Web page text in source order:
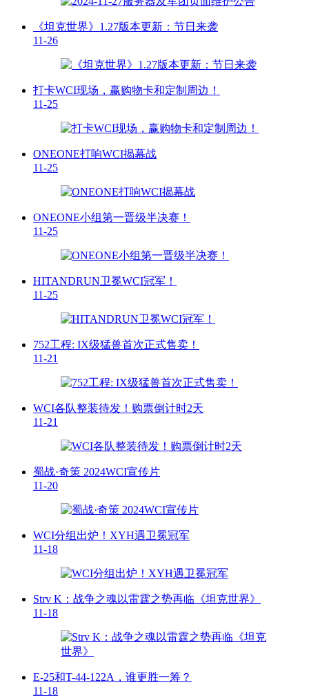
《坦克世界》1.27版本更新：节日来袭
11-26
打卡WCI现场，赢购物卡和定制周边！
11-25
ONEONE打响WCI揭幕战
11-25
ONEONE小组第一晋级半决赛！
11-25
HITANDRUN卫冕WCI冠军！
11-25
752工程: IX级猛兽首次正式售卖！
11-21
WCI各队整装待发！购票倒计时2天
11-21
蜀战·奇策 2024WCI宣传片
11-20
WCI分组出炉！XYH遇卫冕冠军
11-18
Strv K：战争之魂以雷霆之势再临《坦克世界》
11-18
E-25和T-44-122A，谁更胜一筹？
11-18